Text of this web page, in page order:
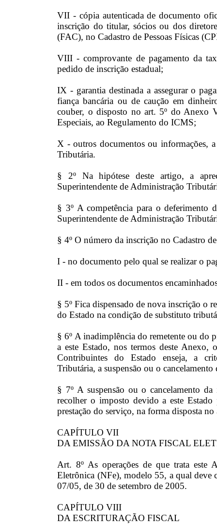
VII - cópia autenticada de documento
inscrição do titular, sócios ou dos
(FAC), no Cadastro de Pessoas Físicas
VIII - comprovante de pagamento da
pedido de inscrição estadual;
IX - garantia destinada a assegurar o
fiança bancária ou de caução em
couber, o disposto no art. 5º do Anexo
Especiais, ao Regulamento do ICMS;
X - outros documentos ou informações,
Tributária.
§ 2º Na hipótese deste artigo, a
Superintendente de Administração
§ 3º A competência para o deferimento
Superintendente de Administração
§ 4º O número da inscrição no Cadastro
I - no documento pelo qual se realizar o
II - em todos os documentos
§ 5º Fica dispensado de nova inscrição o
do Estado na condição de substituto
§ 6º A inadimplência do remetente ou do
a este Estado, nos termos deste Anexo,
Contribuintes do Estado enseja, a
Tributária, a suspensão ou o cancelamento
§ 7º A suspensão ou o cancelamento
recolher o imposto devido a este
prestação do serviço, na forma disposta
CAPÍTULO VII
DA EMISSÃO DA NOTA FISCAL
Art. 8º As operações de que trata este
Eletrônica (NFe), modelo 55, a qual deve
07/05, de 30 de setembro de 2005.
CAPÍTULO VIII
DA ESCRITURAÇÃO FISCAL